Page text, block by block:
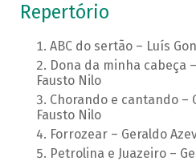
Repertório
ABC do sertão – Luís
Dona da minha cabeça
Fausto Nilo
Chorando e cantando –
Fausto Nilo
Forrozear – Geraldo
Petrolina e Juazeiro –